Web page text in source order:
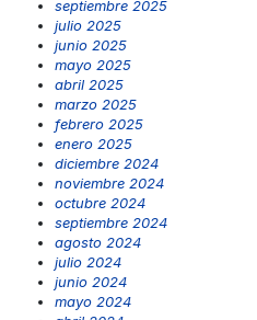
septiembre 2025
julio 2025
junio 2025
mayo 2025
abril 2025
marzo 2025
febrero 2025
enero 2025
diciembre 2024
noviembre 2024
octubre 2024
septiembre 2024
agosto 2024
julio 2024
junio 2024
mayo 2024